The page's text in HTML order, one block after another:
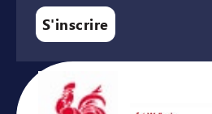
S'inscrire
Avec le soutien de ...